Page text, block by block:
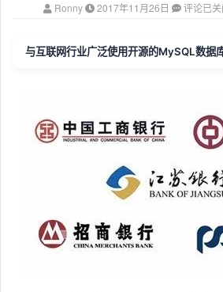
Ronny 2017年11月26日 评论已关
与互联网行业广泛使用开源的MySQL数据